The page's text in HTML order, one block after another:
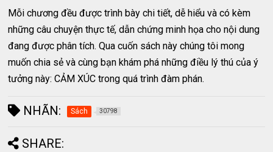
Mỗi chương đều được trình bày chi tiết, dễ hiểu và có kèm
những câu chuyện thực tế, dẫn chứng minh họa cho nội dung
đang được phân tích. Qua cuốn sách này chúng tôi mong
muốn chia sẻ và cùng bạn khám phá những điều lý thú của ý
tưởng này: CẢM XÚC trong quá trình đàm phán.
NHÃN: Sách 30798
SHARE: